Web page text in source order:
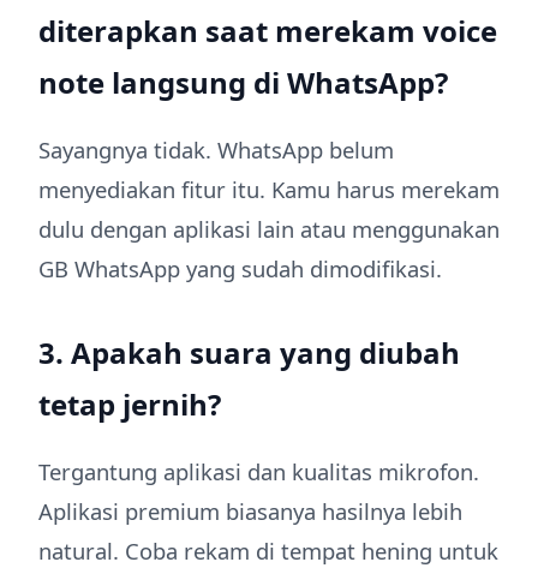
diterapkan saat merekam voice
note langsung di WhatsApp?
Sayangnya tidak. WhatsApp belum
menyediakan fitur itu. Kamu harus merekam
dulu dengan aplikasi lain atau menggunakan
GB WhatsApp yang sudah dimodifikasi.
3. Apakah suara yang diubah
tetap jernih?
Tergantung aplikasi dan kualitas mikrofon.
Aplikasi premium biasanya hasilnya lebih
natural. Coba rekam di tempat hening untuk